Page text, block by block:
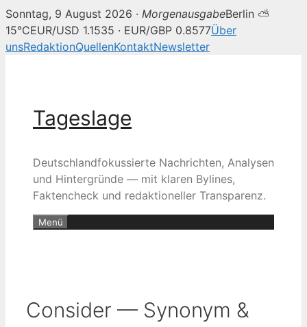
Sonntag, 9 August 2026 · MorgenausgabeBerlin ⛅
15°CEUR/USD 1.1535 · EUR/GBP 0.8577Über
unsRedaktionQuellenKontaktNewsletter
Tageslage
Deutschlandfokussierte Nachrichten, Analysen
und Hintergründe — mit klaren Bylines,
Faktencheck und redaktioneller Transparenz.
Menü
Consider — Synonym &